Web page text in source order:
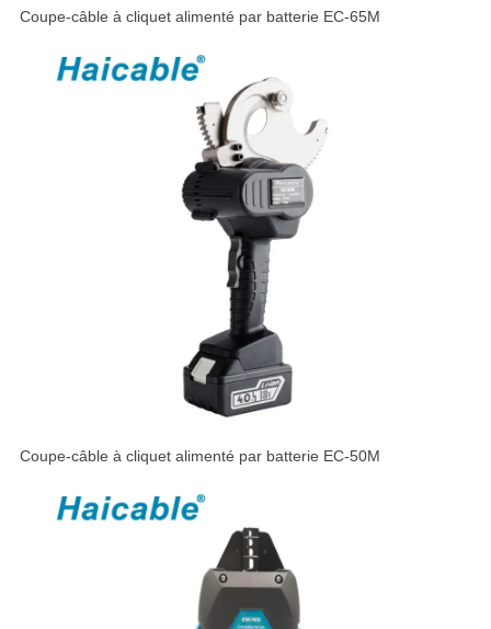
Coupe-câble à cliquet alimenté par batterie EC-65M
Coupe-câble à cliquet alimenté par batterie EC-50M